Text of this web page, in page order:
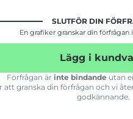
SLUTFÖR DIN
En grafiker granskar din förfrågan
Lägg i
Förfrågan är inte bindande utan
att granska din förfrågan och vi
godkännande.